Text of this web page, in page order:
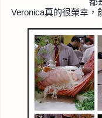
Veronica真的很榮幸，